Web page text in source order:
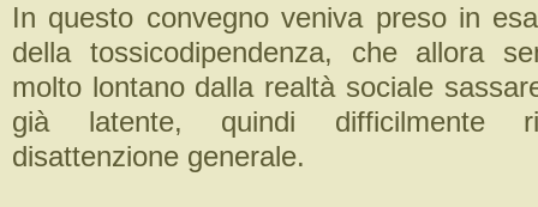
In questo convegno veniva preso in
della tossicodipendenza, che allora
molto lontano dalla realtà sociale
già latente, quindi difficilmente
disattenzione generale.